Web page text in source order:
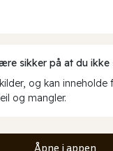
sikker på at du ikke
og kan
og mangler.
Åpne i appen